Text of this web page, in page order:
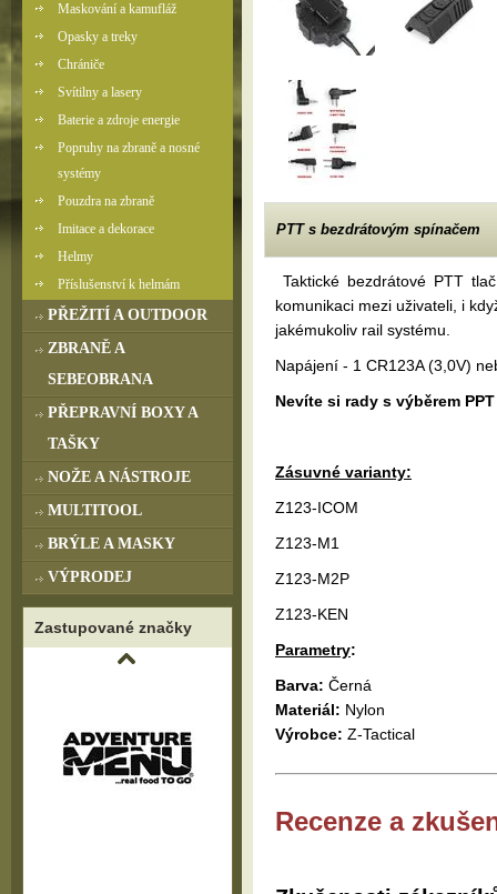
PTT s bezdrátovým spínačem
Taktické bezdrátové PTT
komunikaci mezi uživateli, i
jakémukoliv rail systému.
Napájení - 1 CR123A (3,0V)
Nevíte si rady s výběrem
Zásuvné varianty:
Z123-ICOM
Z123-M1
Z123-M2P
Z123-KEN
Parametry:
Barva: Černá
Materiál: Nylon
Výrobce: Z-Tactical
Recenze a
Maskování a kamufláž
Opasky a treky
Chrániče
Svítilny a lasery
Baterie a zdroje energie
Popruhy na zbraně a nosné
systémy
Pouzdra na zbraně
Imitace a dekorace
Helmy
Příslušenství k helmám
PŘEŽITÍ A OUTDOOR
ZBRANĚ A
SEBEOBRANA
PŘEPRAVNÍ BOXY A
TAŠKY
NOŽE A NÁSTROJE
MULTITOOL
BRÝLE A MASKY
VÝPRODEJ
Zastupované značky